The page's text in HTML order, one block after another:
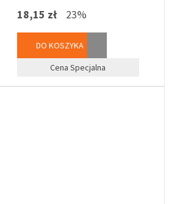
18,15 zł 23%
DO KOSZYKA
Cena Specjalna